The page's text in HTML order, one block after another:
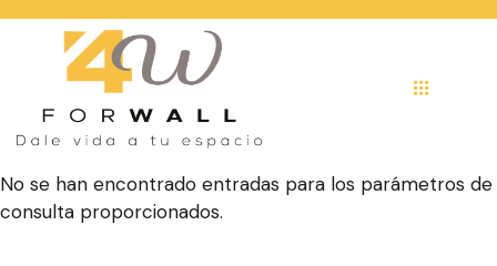
No se han encontrado entradas para los parámetros de
consulta proporcionados.